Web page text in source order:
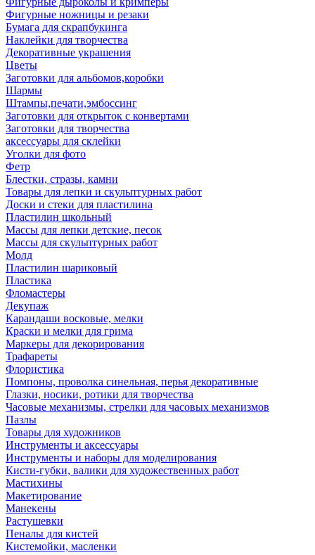
Фигурные ножницы и резаки
Бумага для скрапбукинга
Наклейки для творчества
Декоративные украшения
Цветы
Заготовки для альбомов,коробки
Шармы
Штампы,печати,эмбоссинг
Заготовки для открыток с конвертами
Заготовки для творчества
аксессуары для склейки
Уголки для фото
Фетр
Блестки, стразы, камни
Товары для лепки и скульптурных работ
Доски и стеки для пластилина
Пластилин школьный
Массы для лепки детские, песок
Массы для скульптурных работ
Молд
Пластилин шариковый
Пластика
Фломастеры
Декупаж
Карандаши восковые, мелки
Краски и мелки для грима
Маркеры для декорирования
Трафареты
Флористика
Помпоны, проволка синельная, перья декоративные
Глазки, носики, ротики для творчества
Часовые механизмы, стрелки для часовых механизмов
Пазлы
Товары для художников
Инструменты и аксессуары
Инструменты и наборы для моделирования
Кисти-губки, валики для художественных работ
Мастихины
Макетирование
Манекены
Растушевки
Пеналы для кистей
Кистемойки, масленки